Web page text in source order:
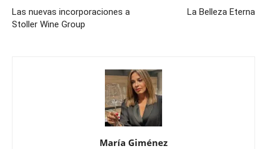
Las nuevas incorporaciones a
Stoller Wine Group
La Belleza Eterna
María Giménez